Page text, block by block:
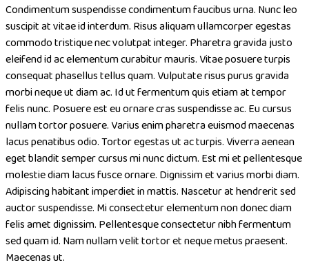
Condimentum suspendisse condimentum faucibus urna. Nunc leo
suscipit at vitae id interdum. Risus aliquam ullamcorper egestas
commodo tristique nec volutpat integer. Pharetra gravida justo
eleifend id ac elementum curabitur mauris. Vitae posuere turpis
consequat phasellus tellus quam. Vulputate risus purus gravida
morbi neque ut diam ac. Id ut fermentum quis etiam at tempor
felis nunc. Posuere est eu ornare cras suspendisse ac. Eu cursus
nullam tortor posuere. Varius enim pharetra euismod maecenas
lacus penatibus odio. Tortor egestas ut ac turpis. Viverra aenean
eget blandit semper cursus mi nunc dictum. Est mi et pellentesque
molestie diam lacus fusce ornare. Dignissim et varius morbi diam.
Adipiscing habitant imperdiet in mattis. Nascetur at hendrerit sed
auctor suspendisse. Mi consectetur elementum non donec diam
felis amet dignissim. Pellentesque consectetur nibh fermentum
sed quam id. Nam nullam velit tortor et neque metus praesent.
Maecenas ut.